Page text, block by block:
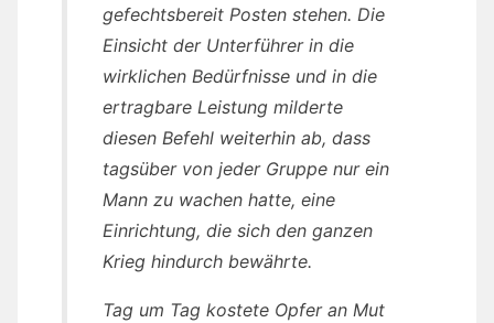
gefechtsbereit Posten stehen. Die
Einsicht der Unterführer in die
wirklichen Bedürfnisse und in die
ertragbare Leistung milderte
diesen Befehl weiterhin ab, dass
tagsüber von jeder Gruppe nur ein
Mann zu wachen hatte, eine
Einrichtung, die sich den ganzen
Krieg hindurch bewährte.
Tag um Tag kostete Opfer an Mut